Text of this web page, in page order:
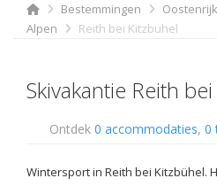
Bestemmingen Oostenrijk
Alpen
Reith bei Kitzbuhel
Skivakantie Reith
Ontdek 0 accommodaties, 0
Wintersport in Reith bei Kitzbühel.